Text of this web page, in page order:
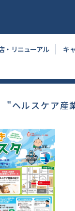
・リニューアル キ
"ヘルスケア産